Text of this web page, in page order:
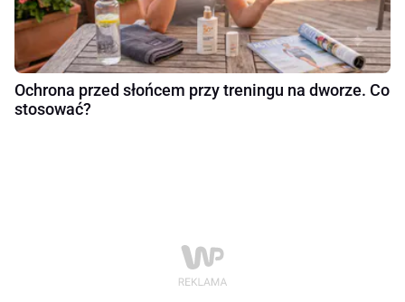
Ochrona przed słońcem przy treningu na dworze. Co
stosować?